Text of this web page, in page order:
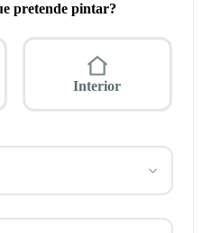
pretende pintar?
Interior